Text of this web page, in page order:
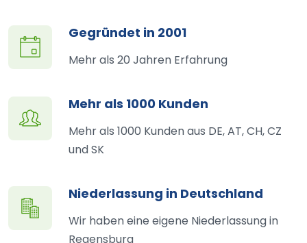
Gegründet in 2001
Mehr als 20 Jahren Erfahrung
Mehr als 1000 Kunden
Mehr als 1000 Kunden aus DE, AT, CH, CZ
und SK
Niederlassung in Deutschland
Wir haben eine eigene Niederlassung in
Regensburg